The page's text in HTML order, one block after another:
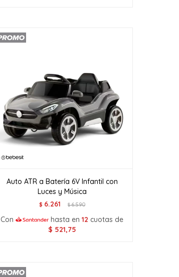
Auto ATR a Batería 6V Infantil con
Luces y Música
$ 6.261 $6.590
Con hasta en12 cuotas de
$ 521,75